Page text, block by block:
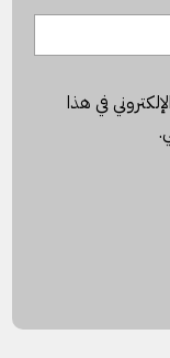
في هذا